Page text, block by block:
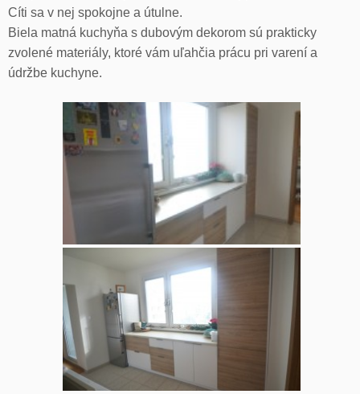
Cíti sa v nej spokojne a útulne.
Biela matná kuchyňa s dubovým dekorom sú prakticky
zvolené materiály, ktoré vám uľahčia prácu pri varení a
údržbe kuchyne.